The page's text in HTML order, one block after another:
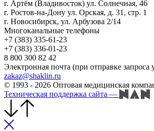
г. Артём (Владивосток) ул. Солнечная, 46
г. Ростов-на-Дону ул. Орская, д. 31, стр. 1
г. Новосибирск, ул. Арбузова 2/14
Многоканальные телефоны
+7 (383) 335-61-23
+7 (383) 336-01-23
8 800 300 82 42
Электронная почта (при отправке
zakaz@shaklin.ru
© 1993 - 2026 Оптовая медицинская
Техническая поддержка сайта —